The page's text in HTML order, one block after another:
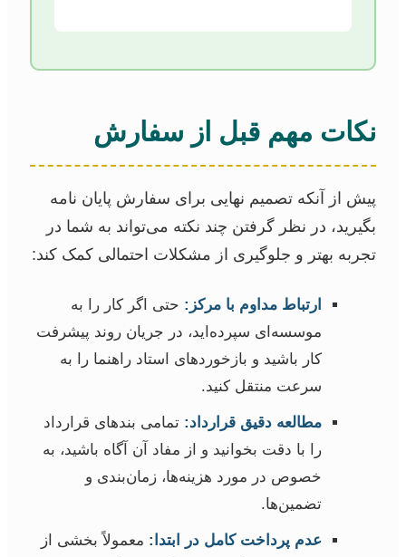
نکات مهم قبل از سفارش
پیش از آنکه تصمیم نهایی برای سفارش پایان نامه
بگیرید، در نظر گرفتن چند نکته می‌تواند به شما در
تجربه بهتر و جلوگیری از مشکلات احتمالی کمک کند:
ارتباط مداوم با مرکز: حتی اگر کار را به
موسسه‌ای سپرده‌اید، در جریان روند پیشرفت
کار باشید و بازخوردهای استاد راهنما را به
سرعت منتقل کنید.
مطالعه دقیق قرارداد: تمامی بندهای قرارداد
را با دقت بخوانید و از مفاد آن آگاه باشید، به
خصوص در مورد هزینه‌ها، زمان‌بندی و
تضمین‌ها.
عدم پرداخت کامل در ابتدا: معمولاً بخشی از